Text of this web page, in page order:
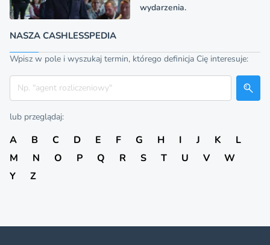
wydarzenia.
NASZA CASHLESSPEDIA
Wpisz w pole i wyszukaj termin, którego definicja Cię interesuje:
Szukaj
lub przeglądaj:
A B C D E F G H I J K
L
M
N O P Q R S T U V
W
Y
Z